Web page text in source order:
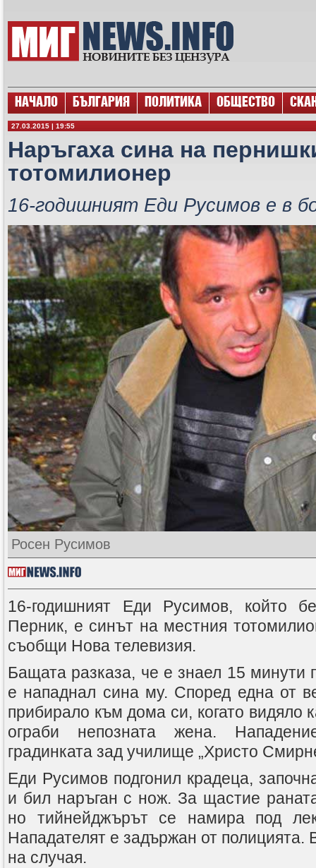
НАЧАЛО БЪЛГАРИЯ ПОЛИТИКА ОБЩЕСТВО
27.03.2015 | 19:55
Наръгаха сина на
тотомилионер
16-годишният Еди Русимов е в
Росен Русимов
16-годишният Еди Русимов, който
Перник, е синът на местния
съобщи Нова телевизия.
Бащата разказа, че е знаел 15 минути
е нападнал сина му. Според една от
прибирало към дома си, когато видяло
ограби непозната жена.
градинката зад училище „Христо
Еди Русимов подгонил крадеца,
и бил наръган с нож. За щастие
но тийнейджърът се намира под
Нападателят е задържан от полицията.
на случая.